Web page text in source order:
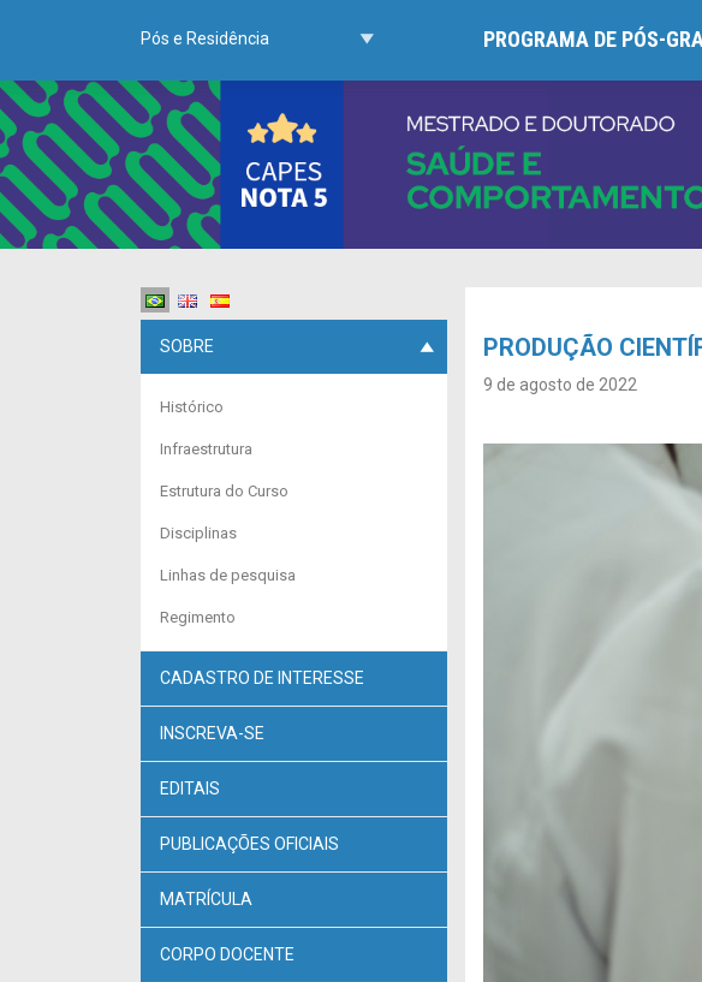
Pós e Residência PROGRAMA DE PÓS-
SOBRE
Histórico
Infraestrutura
Estrutura do Curso
Disciplinas
Linhas de pesquisa
Regimento
CADASTRO DE INTERESSE
INSCREVA-SE
EDITAIS
PUBLICAÇÕES OFICIAIS
MATRÍCULA
CORPO DOCENTE
PRODUÇÃO
9 de agosto de 2022